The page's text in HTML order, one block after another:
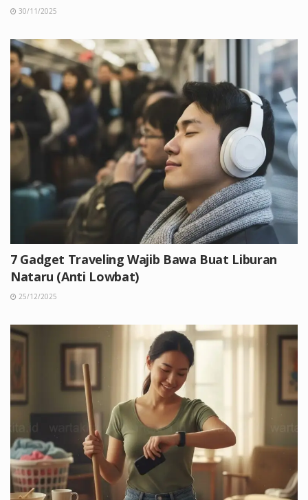
30/11/2025
7 Gadget Traveling Wajib Bawa Buat Liburan
Nataru (Anti Lowbat)
25/12/2025